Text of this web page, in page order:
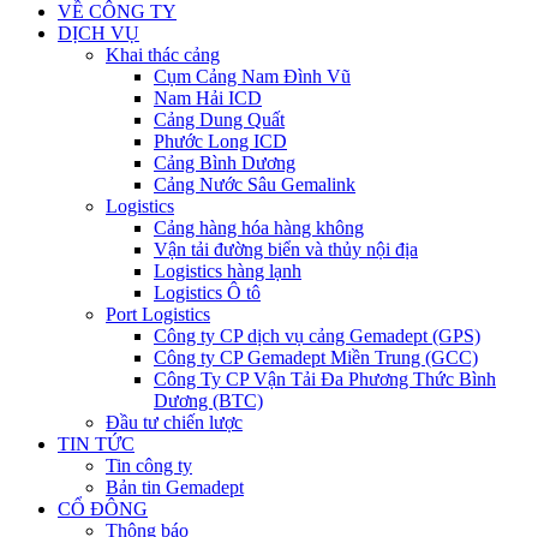
VỀ CÔNG TY
DỊCH VỤ
Khai thác cảng
Cụm Cảng Nam Đình Vũ
Nam Hải ICD
Cảng Dung Quất
Phước Long ICD
Cảng Bình Dương
Cảng Nước Sâu Gemalink
Logistics
Cảng hàng hóa hàng không
Vận tải đường biển và thủy nội địa
Logistics hàng lạnh
Logistics Ô tô
Port Logistics
Công ty CP dịch vụ cảng Gemadept (GPS)
Công ty CP Gemadept Miền Trung (GCC)
Công Ty CP Vận Tải Đa Phương Thức Bình
Dương (BTC)
Đầu tư chiến lược
TIN TỨC
Tin công ty
Bản tin Gemadept
CỔ ĐÔNG
Thông báo